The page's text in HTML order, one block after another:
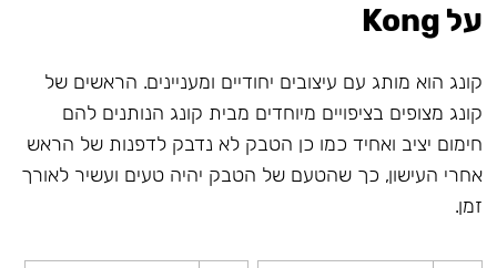
על Kong
קונג הוא מותג עם עיצובים יחודיים ומעניינים. הראשים של
קונג מצופים בציפויים מיוחדים מבית קונג הנותנים להם
חימום יציב ואחיד כמו כן הטבק לא נדבק לדפנות של הראש
אחרי העישון, כך שהטעם של הטבק יהיה טעים ועשיר לאורך
זמן.